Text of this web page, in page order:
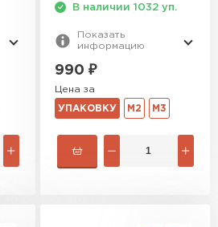
В наличии 1032 уп.
Показать
информацию
990 ₽
Цена за
УПАКОВКУ М2 М3